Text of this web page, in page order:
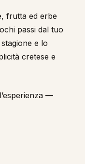
frutta ed erbe
passi dal tuo
e lo
cretese e
—